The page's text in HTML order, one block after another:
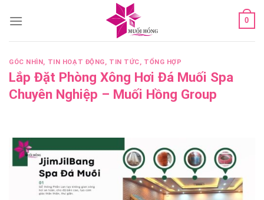
0
GÓC NHÌN, TIN HOẠT ĐỘNG, TIN TỨC, TỔNG HỢP
Lắp Đặt Phòng Xông Hơi Đá Muối Spa
Chuyên Nghiệp – Muối Hồng Group